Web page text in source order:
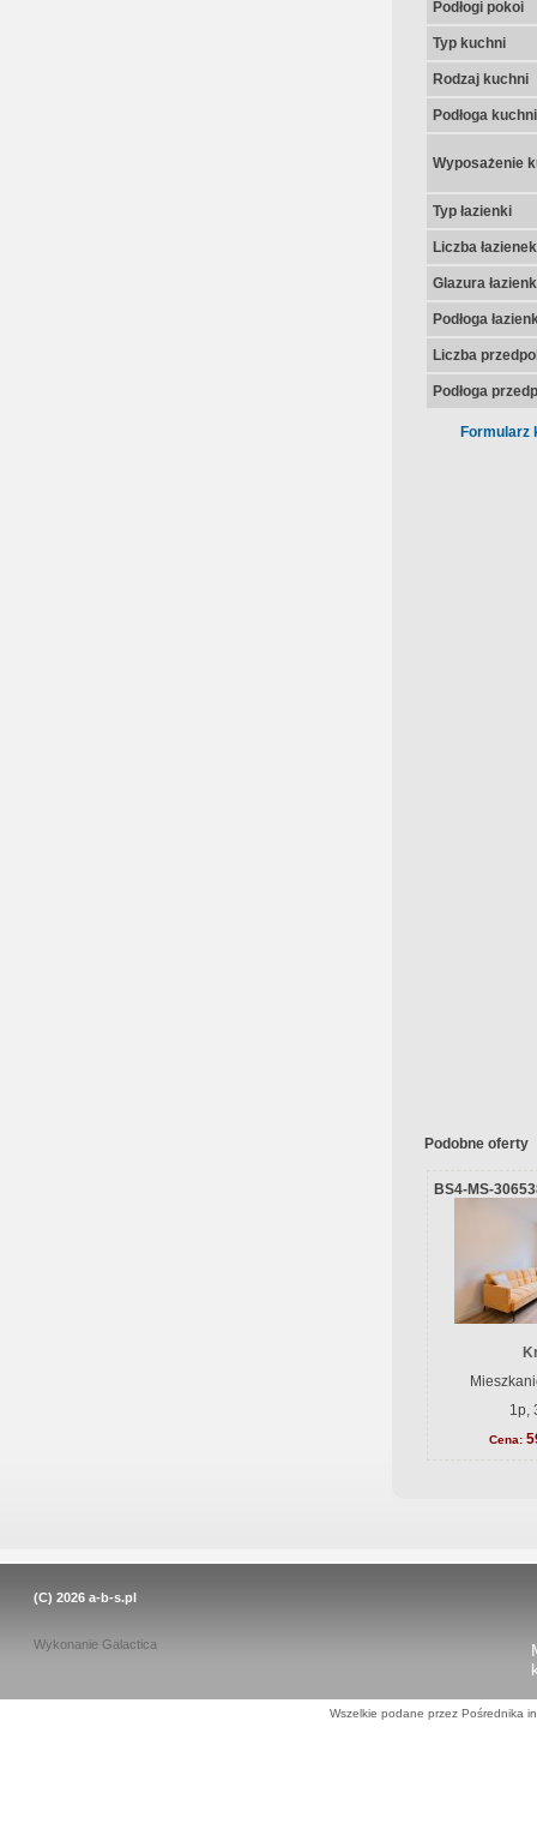
Podłogi pokoi
Typ kuchni
Rodzaj kuchni
Podłoga kuchni
Wyposażenie
Typ łazienki
Liczba łazienek
Glazura
Podłoga
Liczba
Podłoga
Formularz
Podobne oferty
BS4-MS-
1p,
Cena:
(C) 2026 a-b-s.pl
Wykonanie Galactica
Wszelkie podane przez Pośrednika